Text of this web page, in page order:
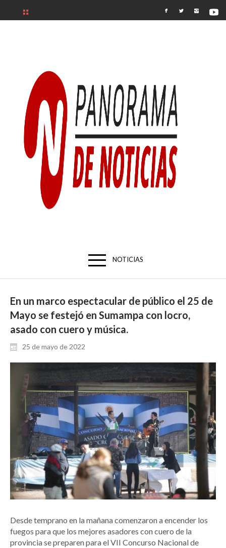
NOTICIAS
En un marco espectacular de público el 25 de
Mayo se festejó en Sumampa con locro,
asado con cuero y música.
25 de mayo de 2022
Desde temprano en la mañana comenzaron a encender los
fuegos para que los mejores asadores con cuero de la
provincia se preparen para el VII Concurso Nacional de